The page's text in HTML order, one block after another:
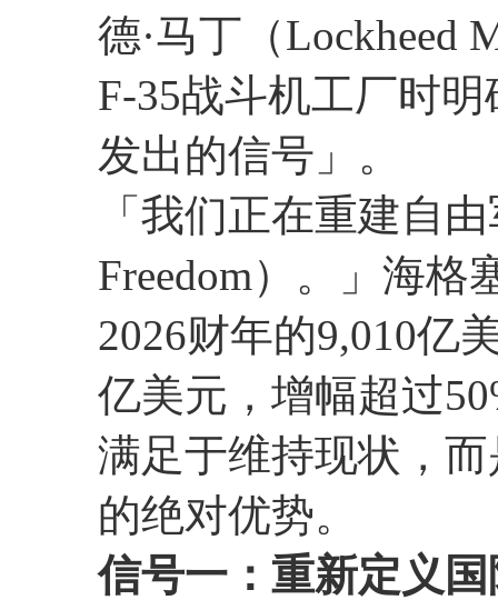
德·马丁（Lockheed
F-35战斗机工厂时
发出的信号」。
「我们正在重建自
Freedom）。」海
2026财年的9,010亿
亿美元，增幅超过
满足于维持现状，
的绝对优势。
信号一：重新定义